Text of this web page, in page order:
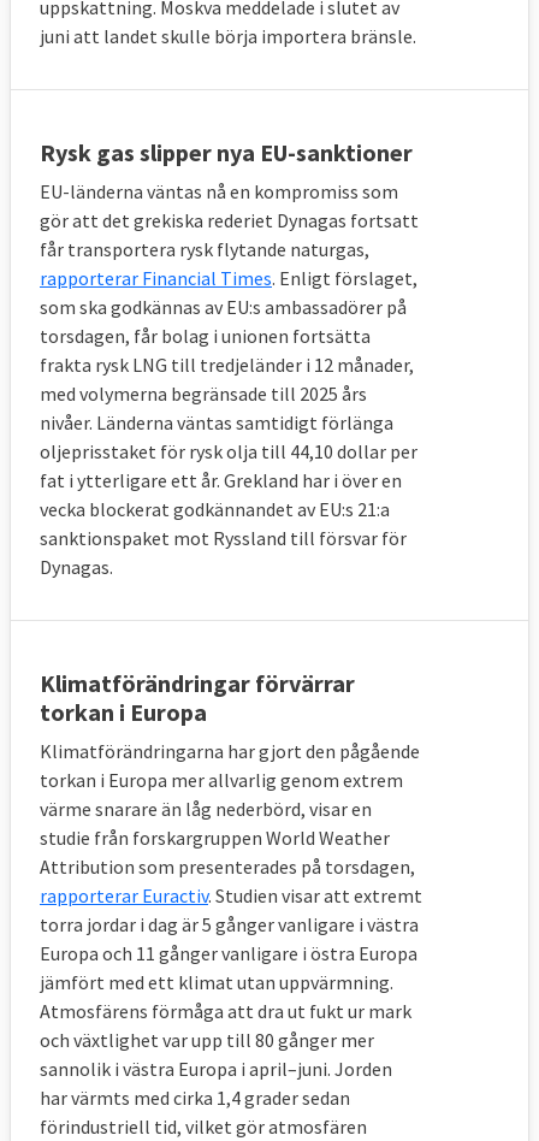
uppskattning. Moskva meddelade i slutet av
juni att landet skulle börja importera bränsle.
Rysk gas slipper nya EU-sanktioner
EU-länderna väntas nå en kompromiss som
gör att det grekiska rederiet Dynagas fortsatt
får transportera rysk flytande naturgas,
rapporterar Financial Times. Enligt förslaget,
som ska godkännas av EU:s ambassadörer på
torsdagen, får bolag i unionen fortsätta
frakta rysk LNG till tredjeländer i 12 månader,
med volymerna begränsade till 2025 års
nivåer. Länderna väntas samtidigt förlänga
oljeprisstaket för rysk olja till 44,10 dollar per
fat i ytterligare ett år. Grekland har i över en
vecka blockerat godkännandet av EU:s 21:a
sanktionspaket mot Ryssland till försvar för
Dynagas.
Klimatförändringar förvärrar
torkan i Europa
Klimatförändringarna har gjort den pågående
torkan i Europa mer allvarlig genom extrem
värme snarare än låg nederbörd, visar en
studie från forskargruppen World Weather
Attribution som presenterades på torsdagen,
rapporterar Euractiv. Studien visar att extremt
torra jordar i dag är 5 gånger vanligare i västra
Europa och 11 gånger vanligare i östra Europa
jämfört med ett klimat utan uppvärmning.
Atmosfärens förmåga att dra ut fukt ur mark
och växtlighet var upp till 80 gånger mer
sannolik i västra Europa i april–juni. Jorden
har värmts med cirka 1,4 grader sedan
förindustriell tid, vilket gör atmosfären